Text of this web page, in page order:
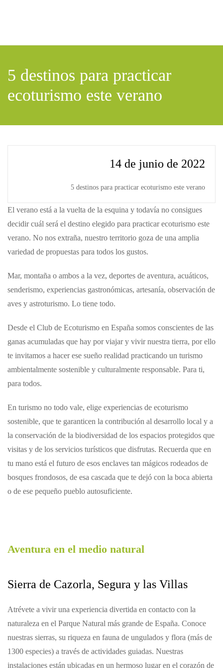
5 destinos para practicar
ecoturismo este verano
14 de junio de 2022
5 destinos para practicar ecoturismo este verano
El verano está a la vuelta de la esquina y todavía no consigues
decidir cuál será el destino elegido para practicar ecoturismo este
verano. No nos extraña, nuestro territorio goza de una amplia
variedad de propuestas para todos los gustos.
Mar, montaña o ambos a la vez, deportes de aventura, acuáticos,
senderismo, experiencias gastronómicas, artesanía, observación de
aves y astroturismo. Lo tiene todo.
Desde el Club de Ecoturismo en España somos conscientes de las
ganas acumuladas que hay por viajar y vivir nuestra tierra, por ello
te invitamos a hacer ese sueño realidad practicando un turismo
ambientalmente sostenible y culturalmente responsable. Para ti,
para todos.
En turismo no todo vale, elige experiencias de ecoturismo
sostenible, que te garanticen la contribución al desarrollo local y a
la conservación de la biodiversidad de los espacios protegidos que
visitas y de los servicios turísticos que disfrutas. Recuerda que en
tu mano está el futuro de esos enclaves tan mágicos rodeados de
bosques frondosos, de esa cascada que te dejó con la boca abierta
o de ese pequeño pueblo autosuficiente.
Aventura en el medio natural
Sierra de Cazorla, Segura y las Villas
Atrévete a vivir una experiencia divertida en contacto con la
naturaleza en el Parque Natural más grande de España. Conoce
nuestras sierras, su riqueza en fauna de ungulados y flora (más de
1300 especies) a través de actividades guiadas. Nuestras
instalaciones están ubicadas en un hermoso lugar en el corazón de